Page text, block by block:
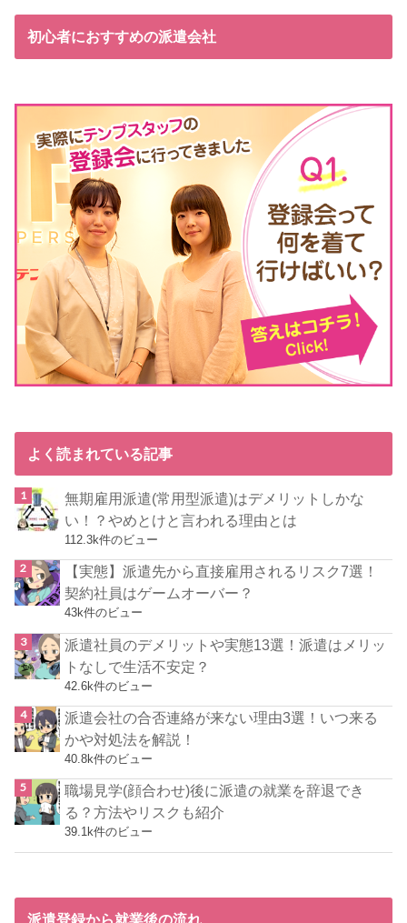
初心者におすすめの派遣会社
よく読まれている記事
無期雇用派遣(常用型派遣)はデメリットしかな
い！？やめとけと言われる理由とは
112.3k件のビュー
【実態】派遣先から直接雇用されるリスク7選！
契約社員はゲームオーバー？
43k件のビュー
派遣社員のデメリットや実態13選！派遣はメリッ
トなしで生活不安定？
42.6k件のビュー
派遣会社の合否連絡が来ない理由3選！いつ来る
かや対処法を解説！
40.8k件のビュー
職場見学(顔合わせ)後に派遣の就業を辞退でき
る？方法やリスクも紹介
39.1k件のビュー
派遣登録から就業後の流れ